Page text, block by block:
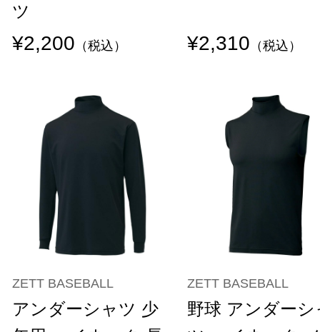
ツ
¥2,200 （税込） ¥2,310 （税込）
ZETT BASEBALL
アンダーシャツ 少
ZETT BASEBALL
野球 アンダーシ